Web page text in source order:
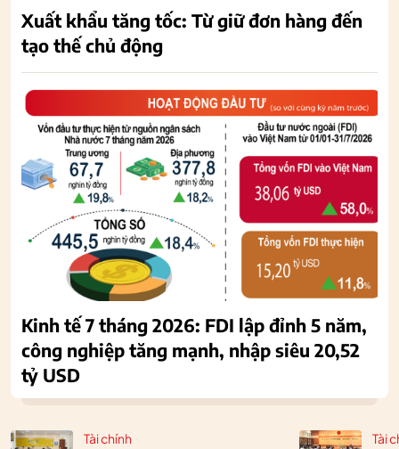
Tài chính Tài
Xuất khẩu tăng tốc: Từ giữ đơn hàng đến
tạo thế chủ động
Kinh tế 7 tháng 2026: FDI lập đỉnh 5 năm,
công nghiệp tăng mạnh, nhập siêu 20,52
tỷ USD